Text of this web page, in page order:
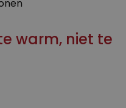
warm, niet te